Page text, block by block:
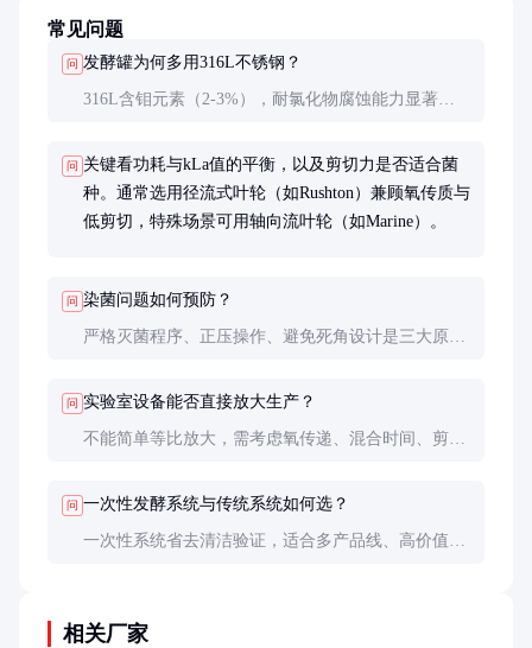
常见问题
问 发酵罐为何多用316L不锈钢？
316L含钼元素（2-3%），耐氯化物腐蚀能力显著优
问 关键看功耗与kLa值的平衡，以及剪切力是否适合菌
种。通常选用径流式叶轮（如Rushton）兼顾氧传质与
低剪切，特殊场景可用轴向流叶轮（如Marine）。
问 染菌问题如何预防？
严格灭菌程序、正压操作、避免死角设计是三大原
问 实验室设备能否直接放大生产？
不能简单等比放大，需考虑氧传递、混合时间、剪切
参数。
问 一次性发酵系统与传统系统如何选？
一次性系统省去清洁验证，适合多产品线、高价值药
相关厂家